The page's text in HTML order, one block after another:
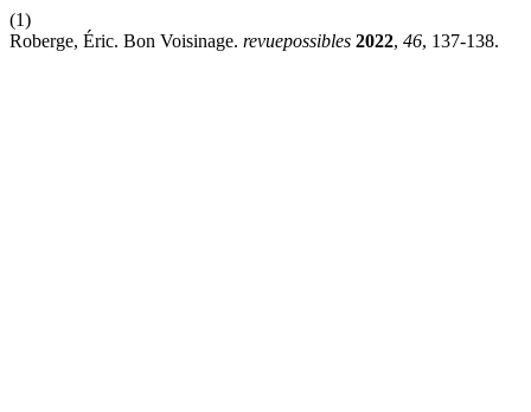
(1)
Roberge, Éric. Bon Voisinage. revuepossibles 2022, 46, 137-138.